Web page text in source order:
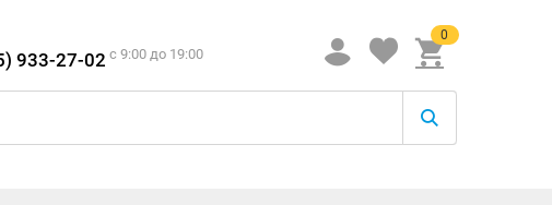
933-27-02 c 9:00 до 19:00
0